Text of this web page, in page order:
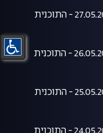
הצינור 27.05.2026 - התוכנית
הצינור 26.05.2026 - התוכנית
הצינור 25.05.2026 - התוכנית